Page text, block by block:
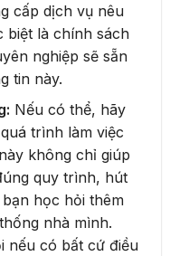
cấp dịch vụ nêu
biệt là chính sách
nghiệp sẽ sẵn
tin này.
Nếu có thể, hãy
trình làm việc
không chỉ giúp
quy trình, hút
học hỏi thêm
nhà mình.
nếu có bất cứ điều